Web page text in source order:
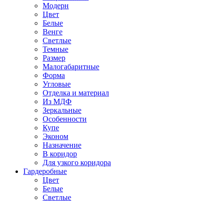
Модерн
Цвет
Белые
Венге
Светлые
Темные
Размер
Малогабаритные
Форма
Угловые
Отделка и материал
Из МДФ
Зеркальные
Особенности
Купе
Эконом
Назначение
В коридор
Для узкого коридора
Гардеробные
Цвет
Белые
Светлые